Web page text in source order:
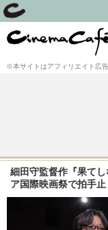
※本サイトはアフィリエイト広
細田守監督作『果て
ア国際映画祭で拍手